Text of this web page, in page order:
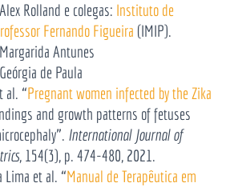
Rolland e colegas: Instituto de
Fernando Figueira (IMIP).
Antunes
de Paula
al. “Pregnant women infected by the Zika
and growth patterns of fetuses
International Journal of
, 154(3), p. 474-480, 2021.
Lima et al. “Manual de Terapêutica em